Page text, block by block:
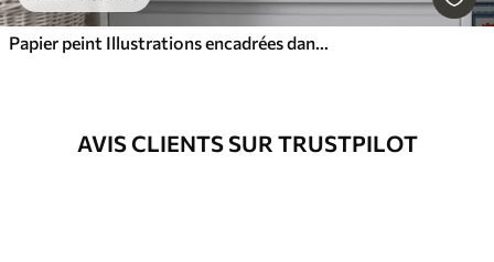
Papier peint Illustrations encadrées dans des tons bleus
AVIS CLIENTS SUR TRUSTPILOT